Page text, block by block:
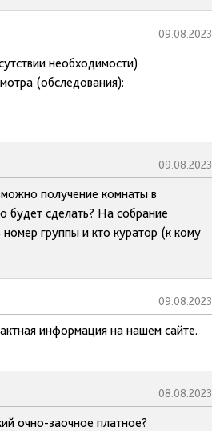
09.08.2023
необходимости)
(обследования):
09.08.2023
получение комнаты в
будет сделать? На собрание
группы и кто куратор (к кому
09.08.2023
информация на нашем сайте.
08.08.2023
очно-заочное платное?